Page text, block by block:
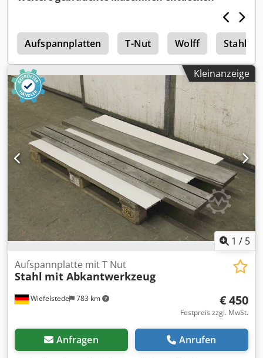
Aufspannplatten T-Nut Wolff
Kleinanzeige
1 / 5
Wiefelstede 783 km
Aufspannplatte mit T Nut
Stahl mit Abkantwerkzeug
€ 450
Festpreis zzgl. MwSt.
Anfragen Anrufen